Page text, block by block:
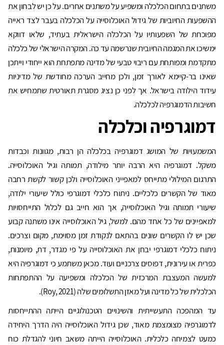
משתנים בתחום הכלכלה ומשפיע על משתנים אחרים. על כן יש לבחון את
ההשפעות החיוביות של גידול האוכלוסייה על הכלכלה בעבר לצד ראייה
מפוכחת של השפעותיו על הכלכלה הישראלית בעתיד, שלאו דווקא
ימשיכו את המגמה החיובית שנרשמה עד כה. המקרה הישראלי של כלכלה
מתקדמת ומפותחת עם ריבוי טבעי של מדינה מתפתחת הוא ייחודי וייתכן
שאינו בר-קיימא לאורך זמן, ולכן מחייב הערכה מחודשת של מדיניות
עידוד הילודה בישראל. אך לפני כן נציג מסגרת תאורטית שתמחיש את
חשיבות הדמוגרפיה לכלכלה.
דמוגרפיהוכלכלה
המשמעויות של המושג דמוגרפיה בכלכלה הן רבות, מגוונות וכבדות
משקל. דמוגרפיה היא הרבה יותר מילודה, תמותה וגיל האוכלוסייה.
התרגום המילולי מתייחס למאפייני האוכלוסייה ולכן קשור לקשת רחבה
מאוד של הקשרים כלכליים. ניתוח כלכלי דמוגרפי כולל שיעורי ילודה,
שיעורי תמותה וגיל האוכלוסייה, אך הוא חייב גם לכלול התייחסויות
למאפיינים של כל אחד מהם. למשל, גיל האוכלוסייה אינו משתנה קבוע
שכן יש לו הקשרים שונים בהתאם לנקודת זמן מסוימת, מקום וצרכים.
ניתוח כלכלי דמוגרפי יבחן את האוכלוסייה על פי מגדר, דת, מיומנות,
כפרית או עירונית, דפוסים צרכניים ועוד. מכאן משתמע כי דמוגרפיה היא
למעשה המעצבת המרכזית של הכלכלה ומשפיעה על ההתפתחות
הכלכלית של כל מדינה ועל מאזן התשלומים שלה (Roy, 2021).
עד המהפכה התעשייתית והשינויים הטכנולוגיים הייתה ההתייחסות
לדמוגרפיה מצומצמת מאוד, שכן גידול האוכלוסייה היה הדרך היחידה
כמעט לצמיחה כלכלית. האוכלוסייה הייתה משאב חיוני להגדלת כוח